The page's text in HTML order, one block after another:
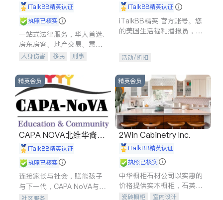
iTalkBB精英认证
执照已核实
一站式法律服务，华人首选.
房东房客、地产交易、意外
伤害、车祸重伤、商业诉
建筑合同、刑事案件全包办
人身伤害 移民
刑事
信托/遗嘱
商业
索赔
律师-其它 保释
iTalkBB精英认证
iTalkBB精英 官方账号。您
的美国生活福利播报员，精
专属福利。
活动/折扣
精英会员
CAPA NOVA北维华裔家
长会iTalkBB精英认证
执照已核实
连接家长与社会，赋能孩子
与下一代，CAPA NoVA与您
携手建设包容、公平、充满
社区服务
精英会员
2Win Cabinetry Inc.
iTalkBB精英认证
执照已核实
中华橱柜石材公司以实惠的
价格提供实木橱柜，石英石
台面，多种优质不锈钢水
瓷砖橱柜
室内设计